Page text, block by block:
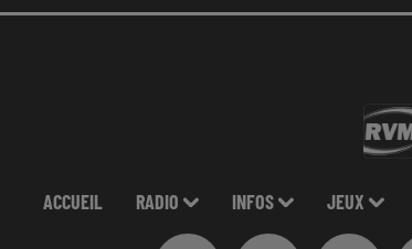
ACCUEIL RADIO INFOS JEUX